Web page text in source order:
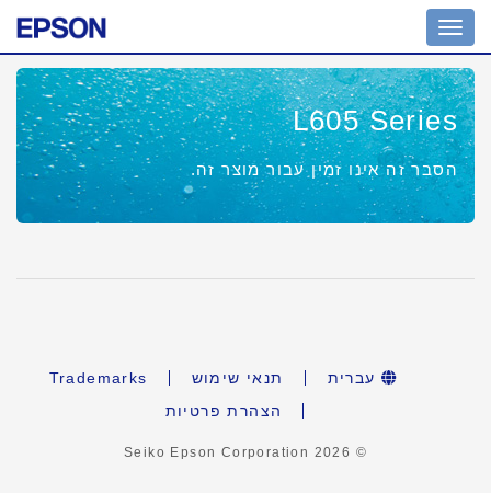
מחוון
ניווט
L605 Series
הסבר זה אינו זמין עבור מוצר זה.
עברית תנאי שימוש
Trademarks
הצהרת פרטיות
© Seiko Epson Corporation
2026